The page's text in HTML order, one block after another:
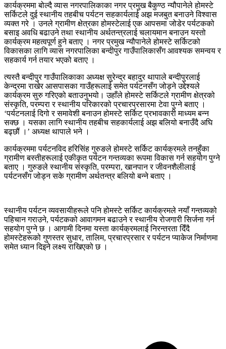
कार्यक्रममा बोल्दै व्यास नगरपालिकाका नगर प्रमुख बैकुण्ठ न्यौपानेले होमस्टे
सर्किटले दुई स्थानीय तहबीच पर्यटन सहकार्यलाई अझ मजबुत बनाउने विश्वास
व्यक्त गरे । उनले ग्रामीण क्षेत्रका होमस्टेलाई एक आपसमा जोडेर पर्यटकको
बसाइ अवधि बढाउने तथा स्थानीय अर्थतन्त्रलाई चलायमान बनाउन यस्तो
कार्यक्रम महत्वपूर्ण हुने बताए । नगर प्रमुख न्यौपानेले होमस्टे सर्किटको
विकासका लागि व्यास नगरपालिका बन्दीपुर गाउँपालिकासँग आवश्यक समन्वय र
सहकार्य गर्न तयार भएको बताए ।
त्यस्तै बन्दीपुर गाउँपालिकाका अध्यक्ष सुरेन्द्र बहादुर थापाले बन्दीपुरलाई
केन्द्रमा राखेर आसपासका गाउँहरूलाई समेत पर्यटनसँग जोड्ने उद्देश्यले
कार्यक्रम सुरु गरिएको बताउनुभयो। उहाँले होमस्टे सर्किटले ग्रामीण क्षेत्रको
संस्कृति, परम्परा र स्थानीय परिकारको प्रचारप्रसारमा टेवा पुग्ने बताए ।
‘पर्यटनलाई दिगो र समावेशी बनाउन होमस्टे सर्किट प्रभावकारी माध्यम बन्न
सक्छ । यसका लागि स्थानीय तहबीच सहकार्यलाई अझ बलियो बनाउँदै अघि
बढ्छौं ।’ अध्यक्ष थापाले भने ।
कार्यक्रममा पर्यटनविद हरिसिंह गुरुङले होमस्टे सर्किट कार्यक्रमले तनहुँका
ग्रामीण बस्तीहरूलाई एकीकृत पर्यटन गन्तव्यका रूपमा विकास गर्न सहयोग पुग्ने
बताए । गुरुङले स्थानीय संस्कृति, परम्परा, खानपान र जीवनशैलीलाई
पर्यटनसँग जोड्न सके ग्रामीण अर्थतन्त्र बलियो बन्ने बताए ।
स्थानीय पर्यटन व्यवसायीहरूले पनि होमस्टे सर्किट कार्यक्रमले नयाँ गन्तव्यको
पहिचान गराउने, पर्यटकको आवागमन बढाउने र स्थानीय रोजगारी सिर्जना गर्न
सहयोग पुग्ने छ । आगामी दिनमा यस्ता कार्यक्रमलाई निरन्तरता दिँदै
होमस्टेहरूको गुणस्तर सुधार, तालिम, प्रचारप्रसार र पर्यटन प्याकेज निर्माणमा
समेत ध्यान दिइने लक्ष्य राखिएको छ ।